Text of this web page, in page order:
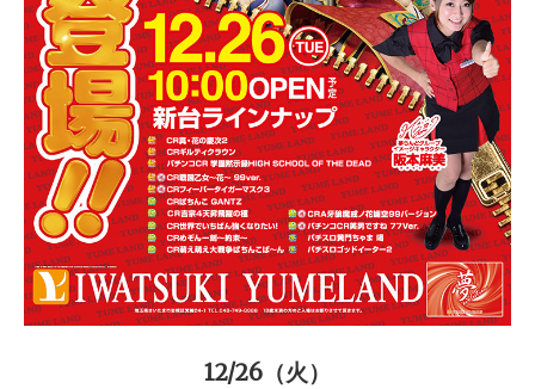
12/26（火）